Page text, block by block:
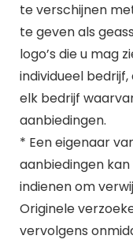
te verschijnen
te geven als
logo’s die u mag
individueel
elk bedrijf
aanbiedingen.
* Een eigenaar
aanbiedingen
indienen om
Originele
vervolgens